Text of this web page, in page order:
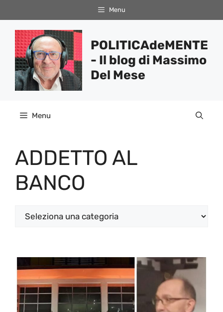
al
contenuto
Menu
POLITICAdeMENTE
- Il blog di Massimo
Del Mese
Menu
ADDETTO AL
BANCO
Categorie